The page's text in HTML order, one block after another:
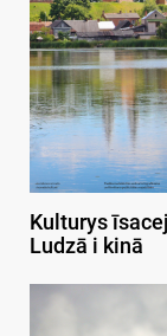
Kulturys
Ludzā i kinā